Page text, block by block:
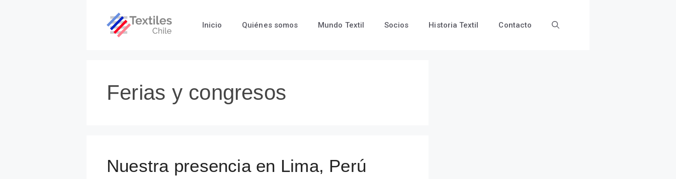
Inicio Quiénes somos Mundo Textil Socios Historia Textil Contacto
Ferias y congresos
Nuestra presencia en Lima, Perú